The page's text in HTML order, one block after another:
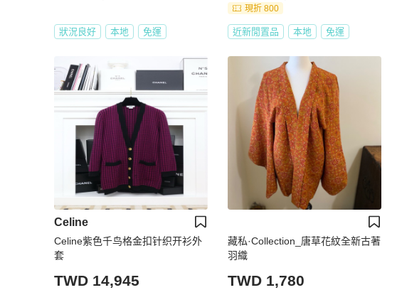
狀況良好 本地 免運
現折 800
近新閒置品 本地 免運
Celine
Celine紫色千鸟格金扣针织开衫外
套
TWD 14,945
藏私·Collection_唐草花紋全新古著
羽織
TWD 1,780